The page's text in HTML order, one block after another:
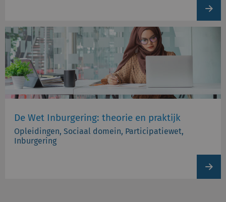
De Wet Inburgering: theorie en praktijk
Opleidingen, Sociaal domein, Participatiewet,
Inburgering